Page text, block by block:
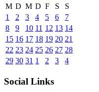
M D M D F S
S
1
2 3 4 5 6
7
8
9 10 11 12 13 14
15 16 17 18 19 20 21
22 23 24 25 26 27 28
29 30 31 1 2 3 4
Social Links